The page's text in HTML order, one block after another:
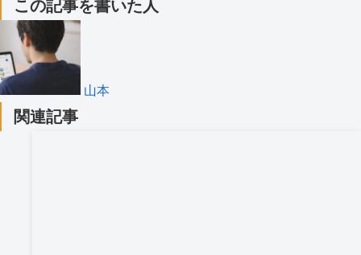
この記事を書いた人
山本
関連記事